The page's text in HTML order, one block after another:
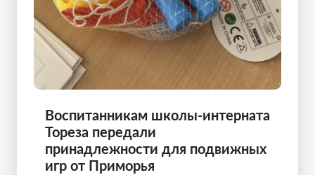
Воспитанникам школы-интерната
Тореза передали
принадлежности для подвижных
игр от Приморья